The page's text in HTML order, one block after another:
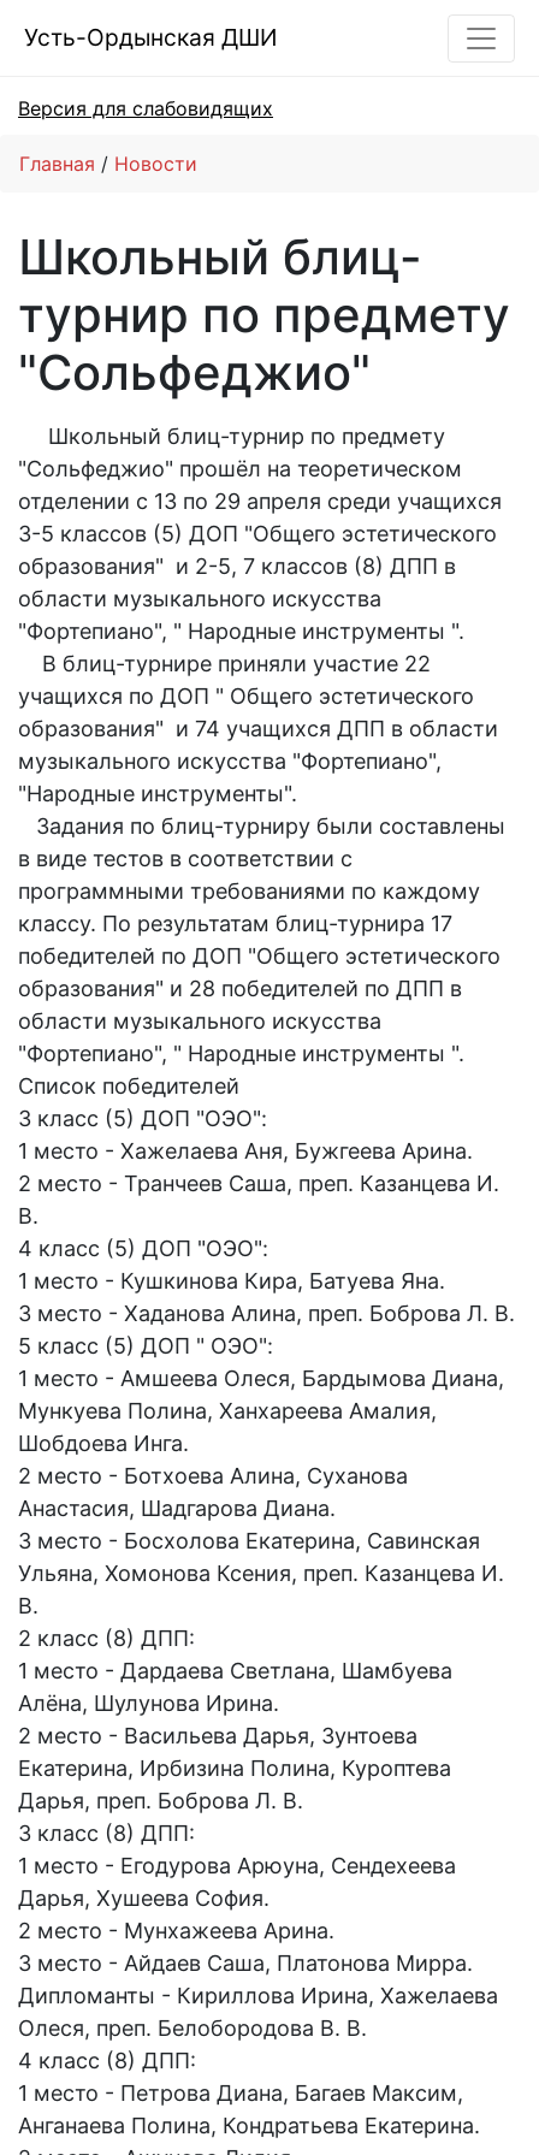
Усть-Ордынская ДШИ
Версия для слабовидящих
Главная Новости
Школьный блиц-
турнир по предмету
"Сольфеджио"
Школьный блиц-турнир по предмету
"Сольфеджио" прошёл на теоретическом
отделении с 13 по 29 апреля среди учащихся
3-5 классов (5) ДОП "Общего эстетического
образования" и 2-5, 7 классов (8) ДПП в
области музыкального искусства
"Фортепиано", " Народные инструменты ".
В блиц-турнире приняли участие 22
учащихся по ДОП " Общего эстетического
образования" и 74 учащихся ДПП в области
музыкального искусства "Фортепиано",
"Народные инструменты".
Задания по блиц-турниру были составлены
в виде тестов в соответствии с
программными требованиями по каждому
классу. По результатам блиц-турнира 17
победителей по ДОП "Общего эстетического
образования" и 28 победителей по ДПП в
области музыкального искусства
"Фортепиано", " Народные инструменты ".
Список победителей
3 класс (5) ДОП "ОЭО":
1 место - Хажелаева Аня, Бужгеева Арина.
2 место - Транчеев Саша, преп. Казанцева И.
В.
4 класс (5) ДОП "ОЭО":
1 место - Кушкинова Кира, Батуева Яна.
3 место - Хаданова Алина, преп. Боброва Л. В.
5 класс (5) ДОП " ОЭО":
1 место - Амшеева Олеся, Бардымова Диана,
Мункуева Полина, Ханхареева Амалия,
Шобдоева Инга.
2 место - Ботхоева Алина, Суханова
Анастасия, Шадгарова Диана.
3 место - Босхолова Екатерина, Савинская
Ульяна, Хомонова Ксения, преп. Казанцева И.
В.
2 класс (8) ДПП:
1 место - Дардаева Светлана, Шамбуева
Алёна, Шулунова Ирина.
2 место - Васильева Дарья, Зунтоева
Екатерина, Ирбизина Полина, Куроптева
Дарья, преп. Боброва Л. В.
3 класс (8) ДПП:
1 место - Егодурова Арюуна, Сендехеева
Дарья, Хушеева София.
2 место - Мунхажеева Арина.
3 место - Айдаев Саша, Платонова Мирра.
Дипломанты - Кириллова Ирина, Хажелаева
Олеся, преп. Белобородова В. В.
4 класс (8) ДПП:
1 место - Петрова Диана, Багаев Максим,
Анганаева Полина, Кондратьева Екатерина.